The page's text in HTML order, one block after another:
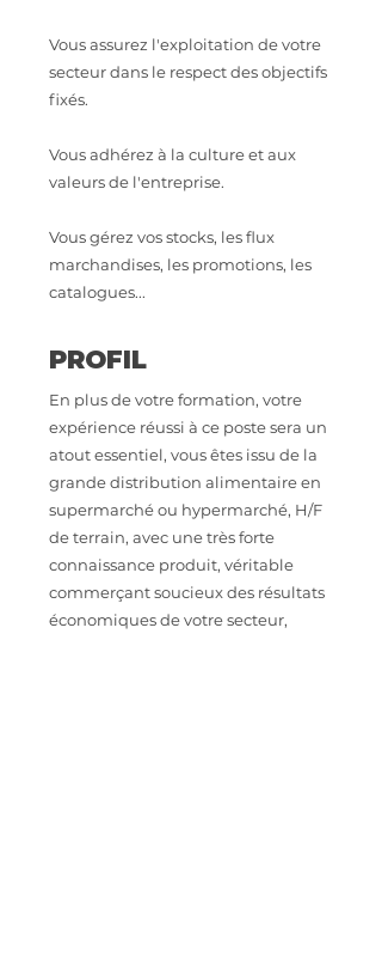
Vous assurez l'exploitation de votre
secteur dans le respect des objectifs
fixés.
Vous adhérez à la culture et aux
valeurs de l'entreprise.
Vous gérez vos stocks, les flux
marchandises, les promotions, les
catalogues...
PROFIL
En plus de votre formation, votre
expérience réussi à ce poste sera un
atout essentiel, vous êtes issu de la
grande distribution alimentaire en
supermarché ou hypermarché, H/F
de terrain, avec une très forte
connaissance produit, véritable
commerçant soucieux des résultats
économiques de votre secteur,